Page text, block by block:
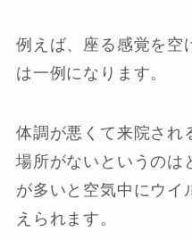
例えば、座る感覚を空
は一例になります。
体調が悪くて来院され
場所がないというのは
が多いと空気中にウイ
えられます。